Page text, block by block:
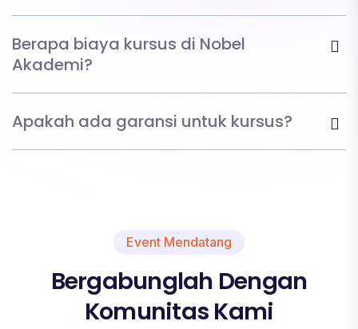
Berapa biaya kursus di Nobel
Akademi?
Apakah ada garansi untuk kursus?
Event Mendatang
Bergabunglah Dengan
Komunitas Kami